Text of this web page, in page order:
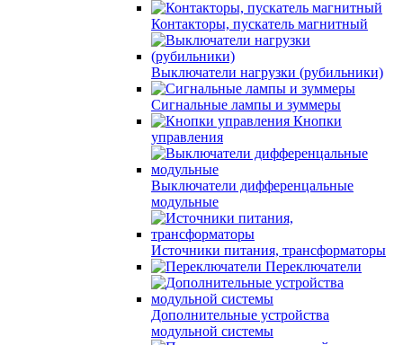
Контакторы, пускатель магнитный
Выключатели нагрузки (рубильники)
Сигнальные лампы и зуммеры
Кнопки
управления
Выключатели дифференцальные
модульные
Источники питания, трансформаторы
Переключатели
Дополнительные устройства
модульной системы